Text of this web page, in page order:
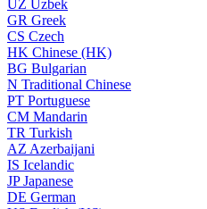
UZ Uzbek
GR Greek
CS Czech
HK Chinese (HK)
BG Bulgarian
N Traditional Chinese
PT Portuguese
CM Mandarin
TR Turkish
AZ Azerbaijani
IS Icelandic
JPJapanese
DE German